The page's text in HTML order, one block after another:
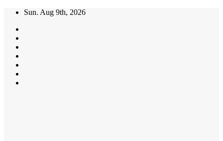
Skip
content
Sun. Aug 9th, 2026